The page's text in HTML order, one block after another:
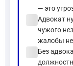
— это
Адвокат
чужого
жалобы не
Без